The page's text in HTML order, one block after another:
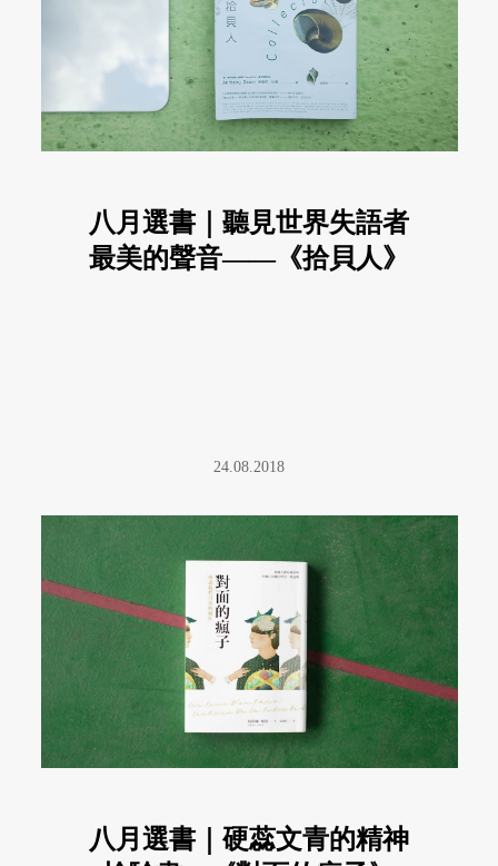
八月選書｜聽見世界失語者
最美的聲音——《拾貝人》
24.08.2018
八月選書｜硬蕊文青的精神